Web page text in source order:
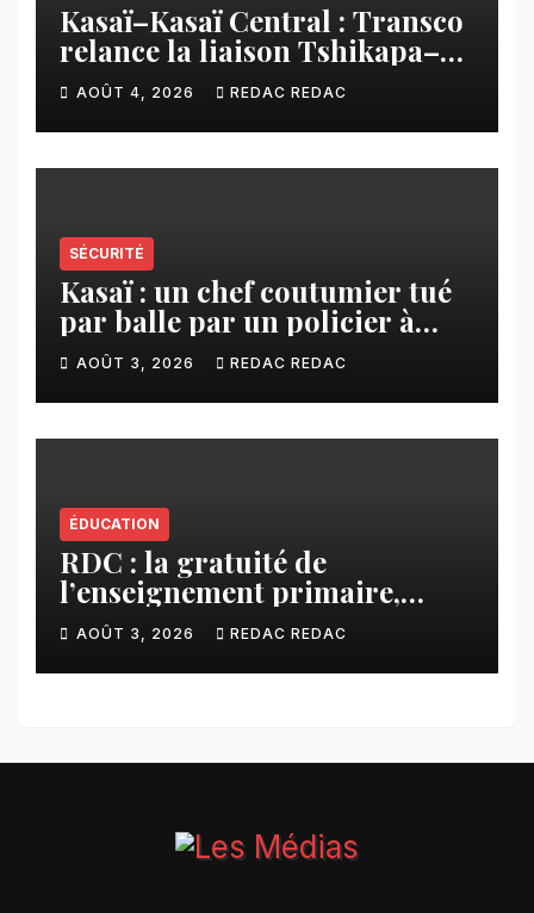
Kasaï–Kasaï Central : Transco
relance la liaison Tshikapa–
Tshiamu pour faciliter les
échanges
AOÛT 4, 2026 REDAC REDAC
SÉCURITÉ
Kasaï : un chef coutumier tué
par balle par un policier à
Kamuesha, la tension monte
AOÛT 3, 2026 REDAC REDAC
ÉDUCATION
RDC : la gratuité de
l’enseignement primaire,
vision phare du Président
Félix Tshisekedi réaffirmée
par une circulaire du
AOÛT 3, 2026 REDAC REDAC